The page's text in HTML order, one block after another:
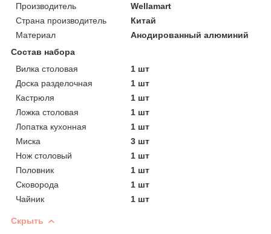
Производитель
Wellamart
Страна производитель
Китай
Материал
Анодированный алюминий
Состав набора
Вилка столовая
1 шт
Доска разделочная
1 шт
Кастрюля
1 шт
Ложка столовая
1 шт
Лопатка кухонная
1 шт
Миска
3 шт
Нож столовый
1 шт
Половник
1 шт
Сковорода
1 шт
Чайник
1 шт
Скрыть